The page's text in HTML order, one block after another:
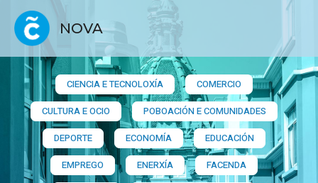
NOVA
CIENCIA E TECNOLOXÍA
COMERCIO
CULTURA E OCIO
POBOACIÓN E COMUNIDADES
DEPORTE
ECONOMÍA
EDUCACIÓN
EMPREGO
ENERXÍA
FACENDA